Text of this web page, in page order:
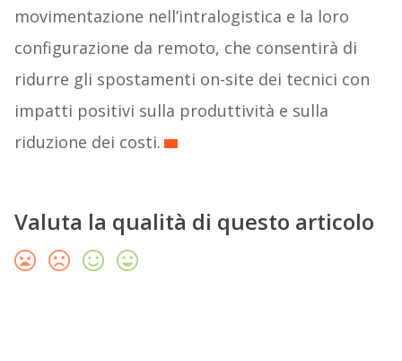
movimentazione nell’intralogistica e la loro
configurazione da remoto, che consentirà di
ridurre gli spostamenti on-site dei tecnici con
impatti positivi sulla produttività e sulla
riduzione dei costi.
Valuta la qualità di questo articolo